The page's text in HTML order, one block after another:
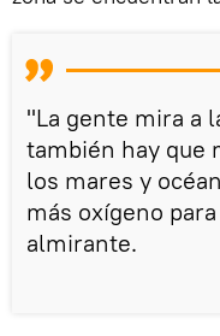
"La gente mira a
también hay que
los mares y
más oxígeno
almirante.